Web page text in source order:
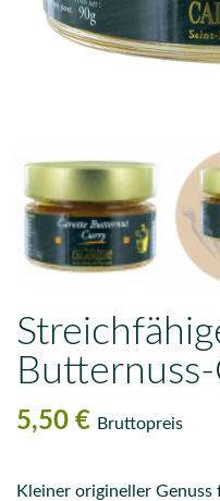
5,50 € Bruttopreis
Kleiner origineller